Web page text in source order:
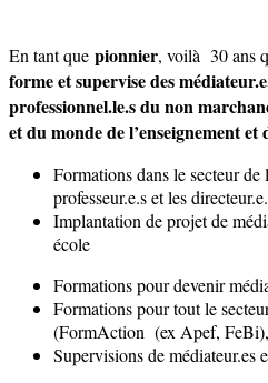
En tant que pionnier, voilà 30 ans
forme et supervise des
professionnel.le.s du non
et du monde de l’enseignement et
Formations dans le secteur de
professeur.e.s et les
Implantation de projet de
école
Formations pour devenir
Formations pour tout le
(FormAction (ex Apef,
Supervisions de médiateur.es